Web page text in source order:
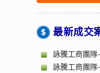
最新成交
詠騰工商團隊
詠騰工商團隊